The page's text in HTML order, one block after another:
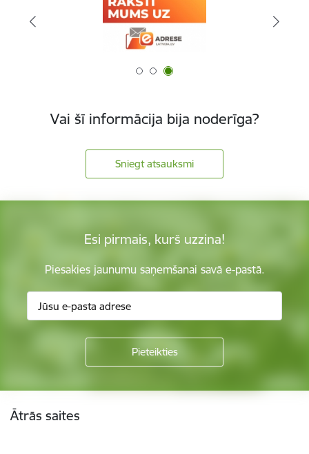
Vai šī informācija bija noderīga?
Sniegt atsauksmi
Esi pirmais, kurš uzzina!
Piesakies jaunumu saņemšanai savā e-pastā.
Ātrās saites